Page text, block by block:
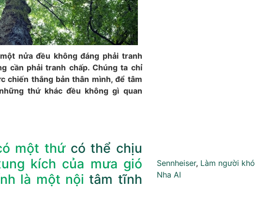
nửa đều không đáng phải tranh
cần phải tranh chấp. Chúng ta chỉ
chiến thắng bản thân mình, để tâm
thứ khác đều không gì quan
một thứ có thể chịu
kích của mưa gió
là một nộitâm tĩnh
Sennheiser, Làm người khó
Nha AI